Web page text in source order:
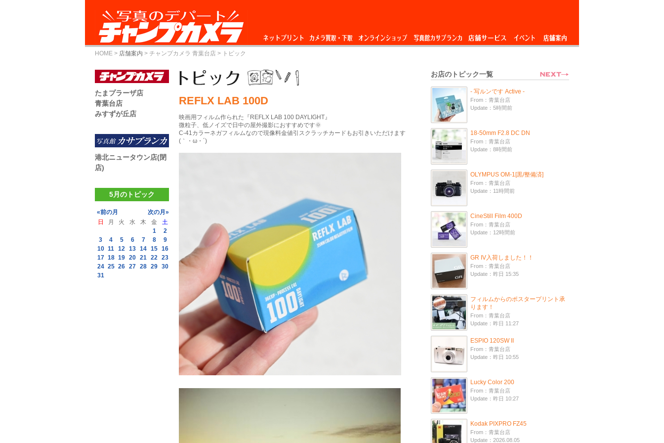
ネットプリント
カメラ買取・下
オンラインショップ 写真館カサブランカ 店舗サービス イベント 店舗案内
HOME > 店舗案内 > チャンプカメラ 青葉台店 > トピック
REFLX LAB 100D
映画用フィルム作られた『REFLX LAB 100 DAYLIGHT』
微粒子、低ノイズで日中の屋外撮影におすすめです🌞
C-41カラーネガフィルムなので現像料金値引スクラッチカードもお引きいただけます
(｀・ω・´)
たまプラーザ店
青葉台店
みすずが丘店
港北ニュータウン店(閉
店)
5月のトピック
«前の月
次の月»
日
月 火 水 木 金
土
1
2
3
4 5 6 7 8
9
10 11 12 13 14 15 16
17 18 19 20 21 22 23
24 25 26 27 28 29 30
31
お店のトピック一覧
- 写ルンです Active -
From：青葉台店
Update：5時間前
18-50mm F2.8 DC DN
From：青葉台店
Update：8時間前
OLYMPUS OM-1[黒/整備済]
From：青葉台店
Update：11時間前
CineStill Film 400D
From：青葉台店
Update：12時間前
GR IV入荷しました！！
From：青葉台店
Update：昨日 15:35
フィルムからのポスタープリント承
ります！
From：青葉台店
Update：昨日 11:27
ESPIO 120SW II
From：青葉台店
Update：昨日 10:55
Lucky Color 200
From：青葉台店
Update：昨日 10:27
Kodak PIXPRO FZ45
From：青葉台店
Update：2026.08.05